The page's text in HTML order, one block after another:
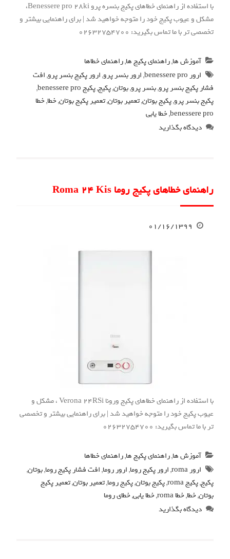
با استفاده از راهنمای خطاهای پکیج بنسره پرو Benessere pro 28ki،
مشکل و عیوب پکیج خود را متوجه خواهید شد | برای راهنمایی بیشتر و
تخصصی تر با ما تماس بگیرید: 02632754700
آموزش ها,راهنمای پکیج ها,راهنمای خطاها
ارور benessere pro
,ارور بنسر پرو,ارور پکیج بنسر پرو,افت
فشار پکیج بنسر پرو,بنسر پرو,بوتان,پکیج,پکیج benessere pro
,
پکیج بنسر پرو,پکیج بوتان,تعمیر بوتان,تعمیر پکیج بوتان,خطا,خطا
benessere pro
,خطا یابی
دیدگاه بگذارید
راهنمای خطاهای پکیج روما Roma 24 Kis
۰۱/۱۶/۱۳۹۹
با استفاده از راهنمای خطاهای پکیج ورونا Verona 24RSi ، مشکل و
عیوب پکیج خود را متوجه خواهید شد | برای راهنمایی بیشتر و تخصصی
تر با ما تماس بگیرید: 02632754700
آموزش ها,راهنمای پکیج ها,راهنمای خطاها
ارور roma
,ارور پکیج روما,ارور روما,افت فشار پکیج روما,بوتان,
پکیج,پکیج roma ,پکیج بوتان,پکیج روما,تعمیر بوتان,تعمیر پکیج
بوتان,خطا,خطا roma ,خطا یابی,خطای روما
دیدگاه بگذارید